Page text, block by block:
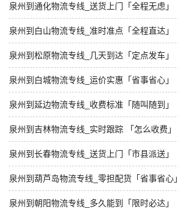
泉州到通化物流专线_送货上门「全程无虑」
泉州到白山物流专线_准时准点「全程直达」
泉州到松原物流专线_几天到达「定点发车」
泉州到白城物流专线_运价实惠「省事省心」
泉州到延边物流专线_收费标准「随叫随到」
泉州到吉林物流专线_实时跟踪 「怎么收费」
泉州到长春物流专线_送货上门「市县派送」
泉州到葫芦岛物流专线_零担配货「省事省心」
泉州到朝阳物流专线_多久能到「限时必达」